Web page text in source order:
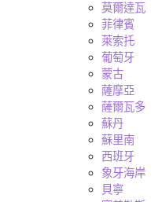
莫爾達瓦
菲律賓
萊索托
葡萄牙
蒙古
薩摩亞
薩爾瓦多
蘇丹
蘇里南
西班牙
象牙海岸
貝寧